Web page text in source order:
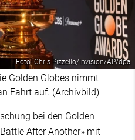
Foto: Chris Pizzello/Invision/AP/dpa
Golden Globes nimmt
Fahrt auf. (Archivbild)
bei den Golden
After Another» mit